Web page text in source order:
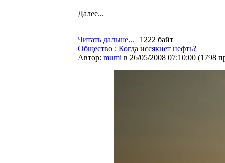
Далее...
Читать дальше... | 1222 байт
Общество : Когда иссякнет нефть?
Автор: mumi в 26/05/2008 07:10:00 (1798